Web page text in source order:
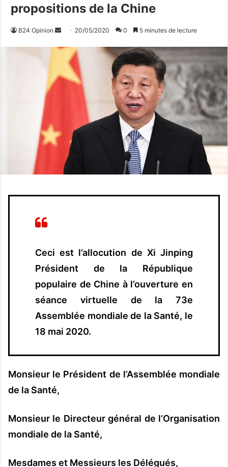
propositions de la Chine
B24 Opinion
y
u
r
20/05/2020 0 5 minutes de lecture
Ceci est l’allocution de Xi Jinping
Président de la République
populaire de Chine à l’ouverture en
séance virtuelle de la 73e
Assemblée mondiale de la Santé, le
18 mai 2020.
Monsieur le Président de l’Assemblée mondiale
de la Santé,
Monsieur le Directeur général de l’Organisation
mondiale de la Santé,
Mesdames et Messieurs les Délégués,